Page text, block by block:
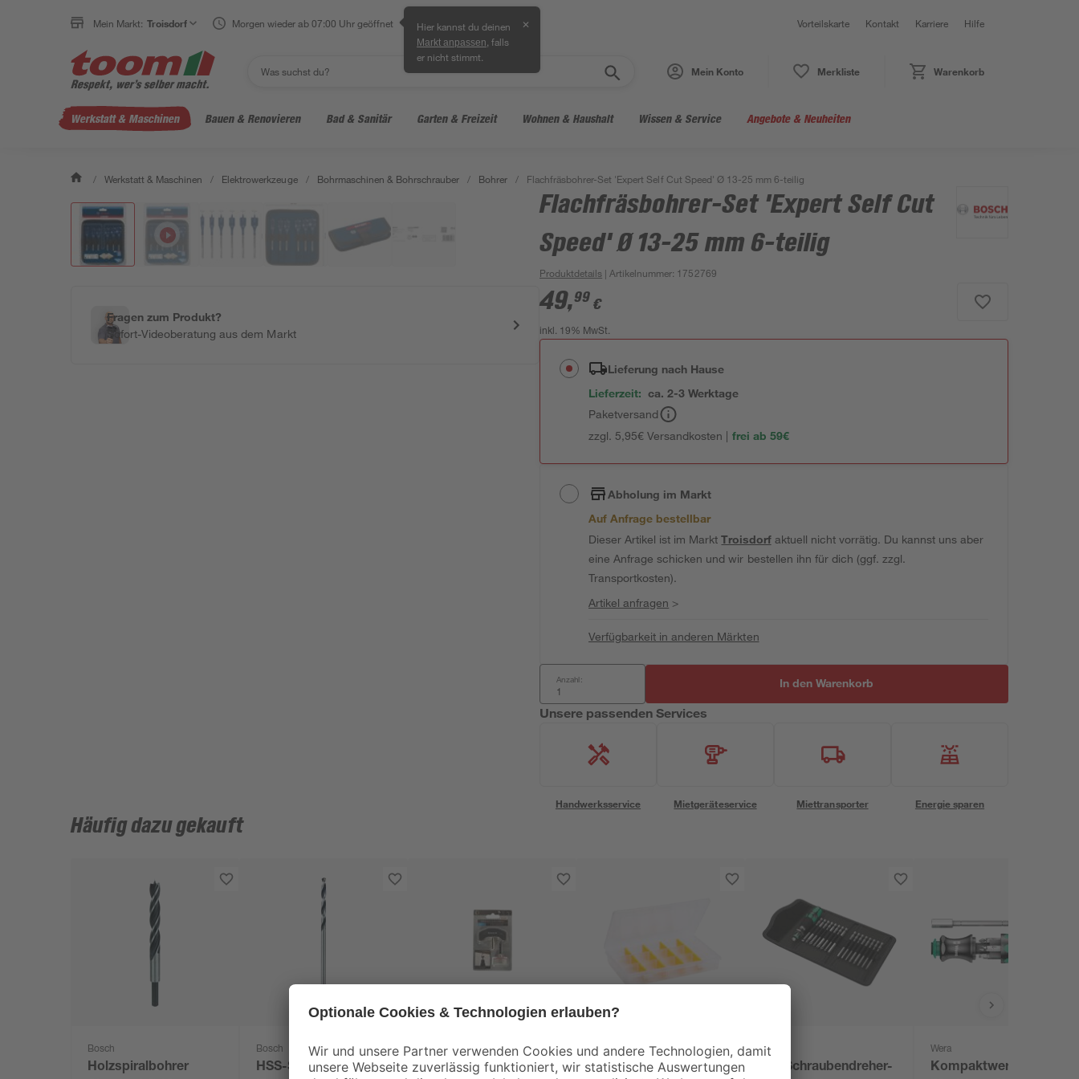
Mein Markt: Troisdorf Morgen wieder ab 07:00 Uhr geöffnet Hier kannst du deinen
Markt anpassen , falls
er nicht stimmt.
✕ Vorteilskarte Kontakt Karriere Hilfe
Mein Konto Merkliste Warenkorb
Werkstatt & Maschinen Bauen & Renovieren Bad & Sanitär Garten & Freizeit Wohnen & Haushalt Wissen & Service Angebote & Neuheiten
/ Werkstatt & Maschinen / Elektrowerkzeuge / Bohrmaschinen & Bohrschrauber / Bohrer / Flachfräsbohrer-Set 'Expert Self Cut Speed' Ø 13-25 mm 6-teilig
Fragen zum Produkt?
Sofort-Videoberatung aus dem Markt
Flachfräsbohrer-Set 'Expert Self Cut
Speed' Ø 13-25 mm 6-teilig
Produktdetails | Artikelnummer: 1752769
49,99 €
inkl. 19% MwSt.
Lieferung nach Hause
Lieferzeit: ca. 2-3 Werktage
Paketversand
zzgl. 5,95€ Versandkosten | frei ab 59€
Abholung im Markt
Auf Anfrage bestellbar
Dieser Artikel ist im MarktTroisdorfaktuell nicht vorrätig. Du kannst uns aber
eine Anfrage schicken und wir bestellen ihn für dich (ggf. zzgl.
Transportkosten).
Artikel anfragen >
Verfügbarkeit in anderen Märkten
Anzahl: In den Warenkorb
Unsere passenden Services
Handwerksservice Mietgeräteservice Miettransporter Energie sparen
Häufig dazu gekauft
Bosch
Holzspiralbohrer
Bosch
HSS-Spiralbohrer
toom
Hakenschraubendreher
Allit
EuroPlus
Wera
Bit-Schraubendreher-
Wera
Kompaktwerkzeug